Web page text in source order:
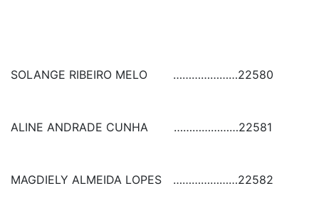
SOLANGE RIBEIRO MELO …………………22580
ALINE ANDRADE CUNHA …………………22581
MAGDIELY ALMEIDA LOPES …………………22582